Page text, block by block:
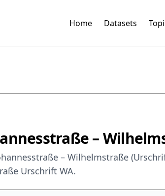
Home Datasets
–
– Wilhelmstraße
Urschrift WA.